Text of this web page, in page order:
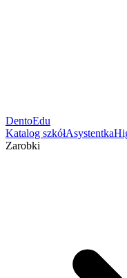
DentoEdu
Katalog szkółAsystentka
Zarobki